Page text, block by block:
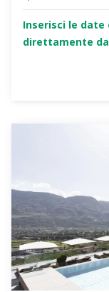
Inserisci le
direttamente